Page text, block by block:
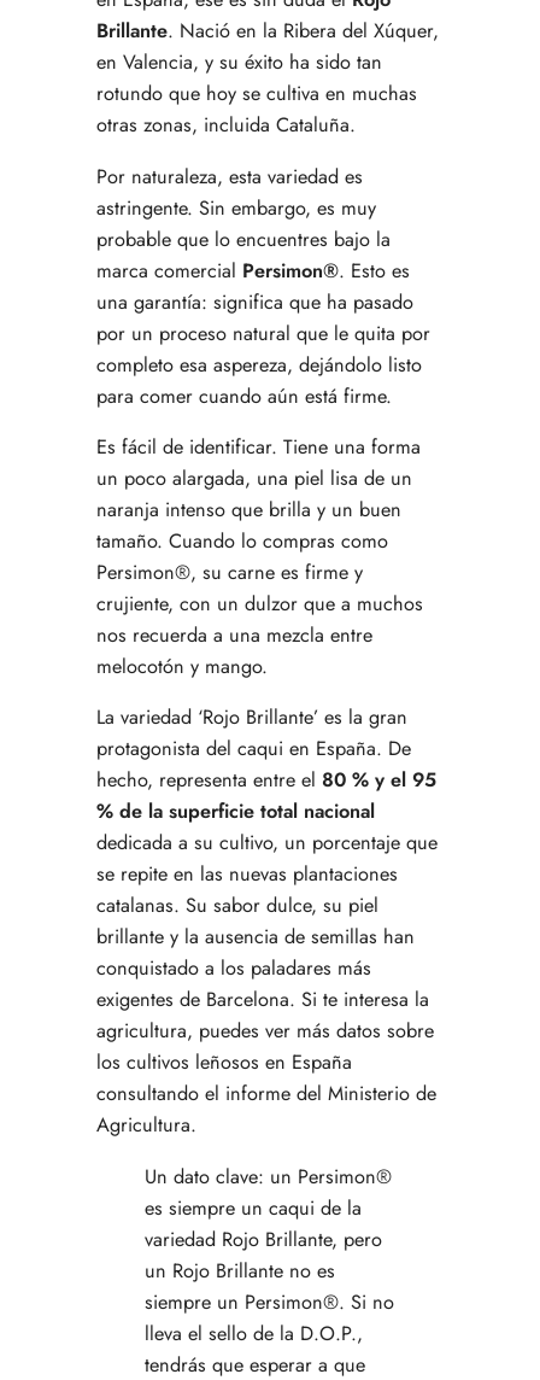
Brillante. Nació en la Ribera del Xúquer,
en Valencia, y su éxito ha sido tan
rotundo que hoy se cultiva en muchas
otras zonas, incluida Cataluña.
Por naturaleza, esta variedad es
astringente. Sin embargo, es muy
probable que lo encuentres bajo la
marca comercial Persimon®. Esto es
una garantía: significa que ha pasado
por un proceso natural que le quita por
completo esa aspereza, dejándolo listo
para comer cuando aún está firme.
Es fácil de identificar. Tiene una forma
un poco alargada, una piel lisa de un
naranja intenso que brilla y un buen
tamaño. Cuando lo compras como
Persimon®, su carne es firme y
crujiente, con un dulzor que a muchos
nos recuerda a una mezcla entre
melocotón y mango.
La variedad ‘Rojo Brillante’ es la gran
protagonista del caqui en España. De
hecho, representa entre el 80 % y el 95
% de la superficie total nacional
dedicada a su cultivo, un porcentaje que
se repite en las nuevas plantaciones
catalanas. Su sabor dulce, su piel
brillante y la ausencia de semillas han
conquistado a los paladares más
exigentes de Barcelona. Si te interesa la
agricultura, puedes ver más datos sobre
los cultivos leñosos en España
consultando el informe del Ministerio de
Agricultura.
Un dato clave: un Persimon®
es siempre un caqui de la
variedad Rojo Brillante, pero
un Rojo Brillante no es
siempre un Persimon®. Si no
lleva el sello de la D.O.P.,
tendrás que esperar a que